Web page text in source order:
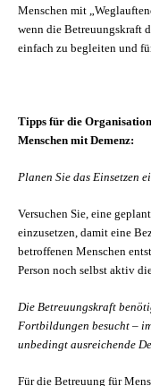
Menschen mit
wenn die Betreuungskraft
einfach zu begleiten und
Tipps für die
Menschen mit Demenz:
Planen Sie das Einsetzen
Versuchen Sie, eine
einzusetzen, damit eine
betroffenen Menschen
Person noch selbst aktiv
Die Betreuungskraft
Fortbildungen besucht –
unbedingt ausreichende
Für die Betreuung für